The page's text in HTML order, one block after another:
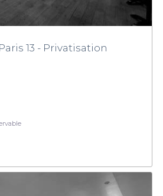
13 - Privatisation